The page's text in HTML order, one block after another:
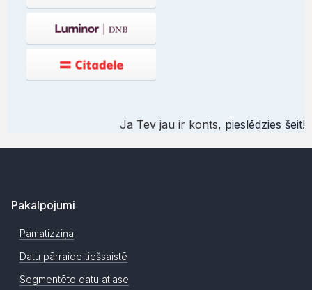
Ja Tev jau ir konts, pieslēdzies šeit!
Pakalpojumi
Pamatizziņa
Datu pārraide tiešsaistē
Segmentēto datu atlase